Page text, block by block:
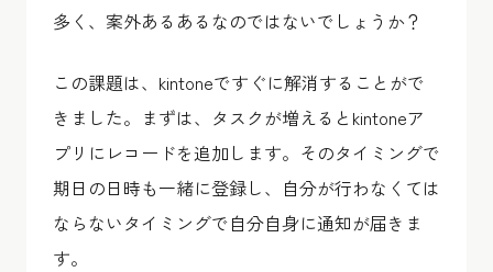
多く、案外あるあるなのではないでしょうか？
この課題は、kintoneですぐに解消することがで
きました。まずは、タスクが増えるとkintoneア
プリにレコードを追加します。そのタイミングで
期日の日時も一緒に登録し、自分が行わなくては
ならないタイミングで自分自身に通知が届きま
す。